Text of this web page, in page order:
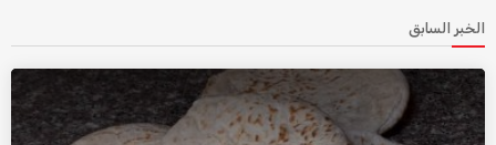
الخبر السابق